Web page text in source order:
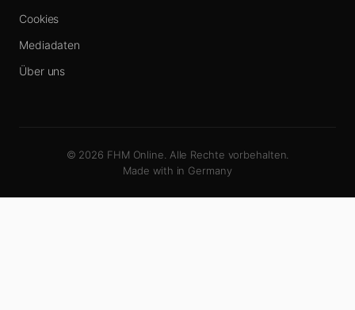
Cookies
Mediadaten
Über uns
© 2026 FHM Online. Alle Rechte vorbehalten.
Made with in Germany